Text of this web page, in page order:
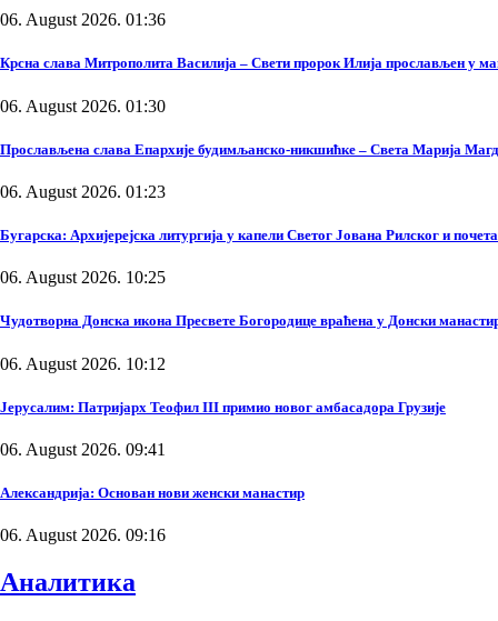
06. August 2026. 01:36
Крсна слава Митрополита Василија – Свети пророк Илија прослављен у
06. August 2026. 01:30
Прослављена слава Епархије будимљанско-никшићке – Света Марија
06. August 2026. 01:23
Бугарска: Архијерејска литургија у капели Светог Јована Рилског и
06. August 2026. 10:25
Чудотворна Донска икона Пресвете Богородице враћена у Донски
06. August 2026. 10:12
Јерусалим: Патријарх Теофил III примио новог амбасадора Грузије
06. August 2026. 09:41
Александрија: Основан нови женски манастир
06. August 2026. 09:16
Аналитика